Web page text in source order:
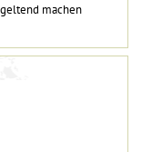
machen